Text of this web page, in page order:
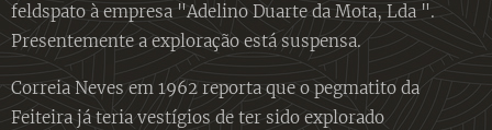
feldspato à empresa "Adelino Duarte da Mota, Lda ".
Presentemente a exploração está suspensa.
Correia Neves em 1962 reporta que o pegmatito da
Feiteira já teria vestígios de ter sido explorado